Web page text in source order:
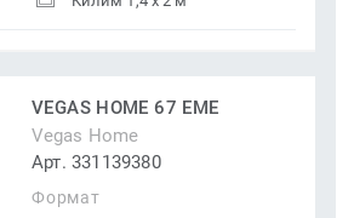
VEGAS HOME 67 EME
Vegas Home
Арт. 331139380
Формат